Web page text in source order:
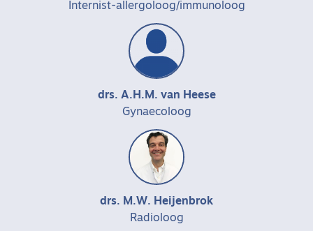
Internist-allergoloog/immunoloog
drs. A.H.M. van Heese
Gynaecoloog
drs. M.W. Heijenbrok
Radioloog